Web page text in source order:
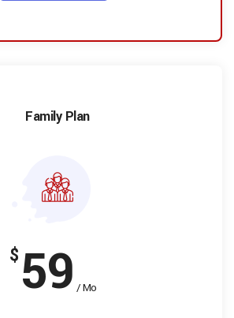
Family Plan
$ 59/ Mo